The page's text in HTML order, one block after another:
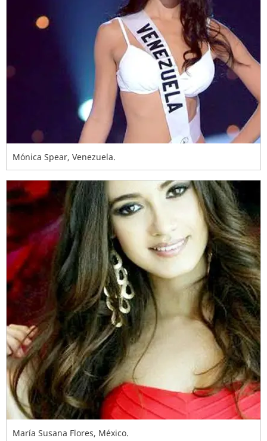
Mónica Spear, Venezuela.
María Susana Flores, México.